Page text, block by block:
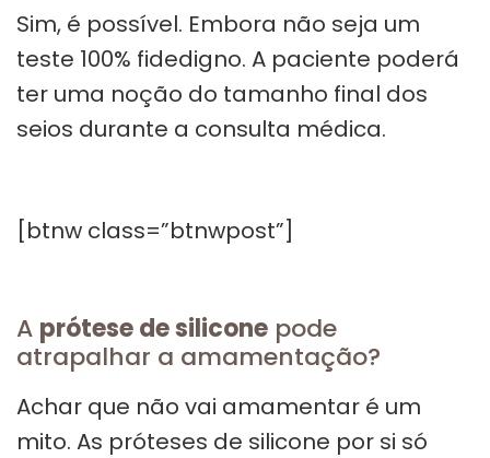
Sim, é possível. Embora não seja um
teste 100% fidedigno. A paciente poderá
ter uma noção do tamanho final dos
seios durante a consulta médica.
[btnw class=”btnwpost”]
A prótese de silicone pode
atrapalhar a amamentação?
Achar que não vai amamentar é um
mito. As próteses de silicone por si só